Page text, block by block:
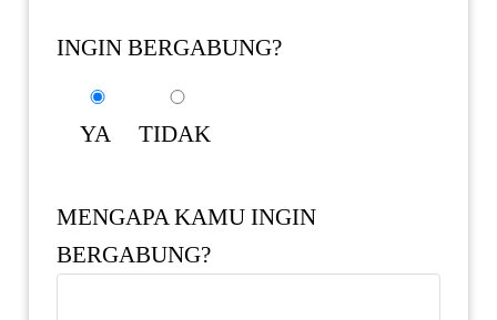
INGIN BERGABUNG?
YA TIDAK
MENGAPA KAMU INGIN
BERGABUNG?